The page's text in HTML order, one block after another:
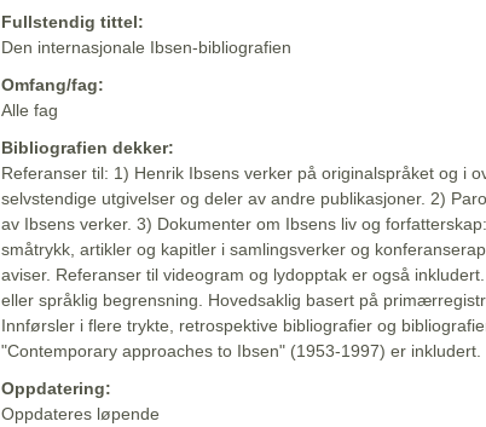
Fullstendig tittel:
Den internasjonale Ibsen-bibliografien
Omfang/fag:
Alle fag
Bibliografien dekker:
Referanser til: 1) Henrik Ibsens verker på originalspråket og i
selvstendige utgivelser og deler av andre publikasjoner. 2)
av Ibsens verker. 3) Dokumenter om Ibsens liv og
småtrykk, artikler og kapitler i samlingsverker og
aviser. Referanser til videogram og lydopptak er også
eller språklig begrensning. Hovedsaklig basert på
Innførsler i flere trykte, retrospektive bibliografier og
"Contemporary approaches to Ibsen" (1953-1997) er inkludert.
Oppdatering:
Oppdateres løpende